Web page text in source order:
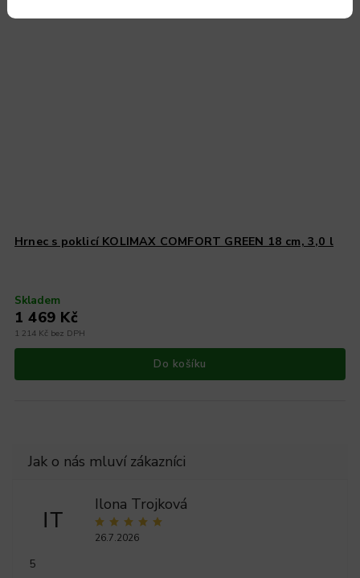
Hrnec s poklicí KOLIMAX COMFORT GREEN 18 cm, 3,0 l
Skladem
1 214 Kč bez DPH
1 469 Kč
Do košíku
IT
Ilona Trojková
26.7.2026
5